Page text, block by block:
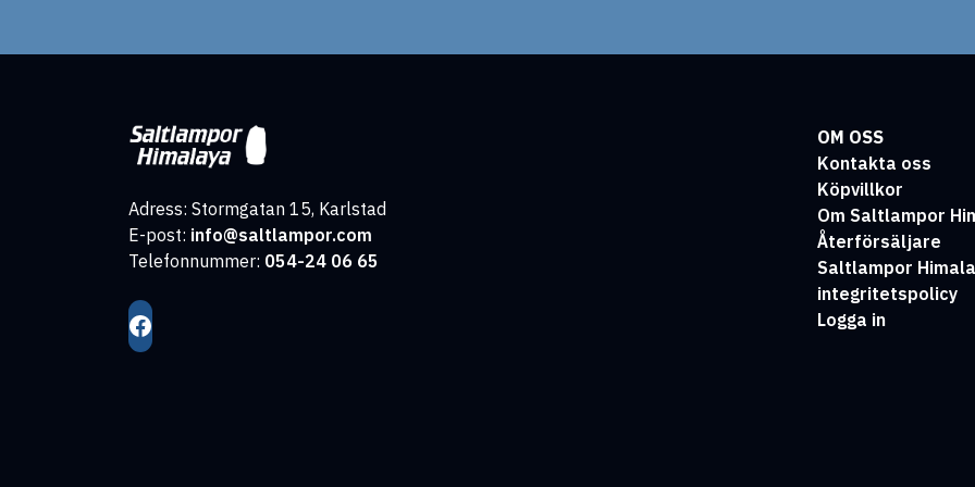
Adress: Stormgatan 15, Karlstad
E-post: info@saltlampor.com
Telefonnummer: 054-24 06 65
OM OSS
Kontakta oss
Köpvillkor
Om Saltlampor
Återförsäljare
Saltlampor
integritetspolicy
Logga in